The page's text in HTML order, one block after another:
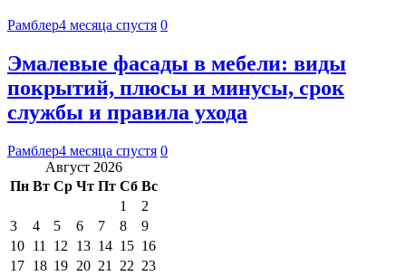
Рамблер4 месяца спустя 0
Эмалевые фасады в мебели: виды
покрытий, плюсы и минусы, срок
службы и правила ухода
Рамблер4 месяца спустя 0
Август 2026
Пн Вт Ср Чт Пт Сб Вс
1
2
3
4 5 6 7 8
9
10 11 12 13 14 15 16
17 18 19 20 21 22 23